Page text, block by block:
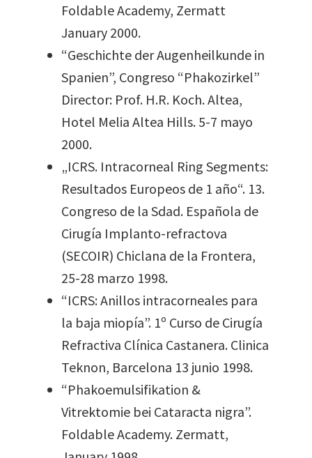
Foldable Academy, Zermatt
January 2000.
“Geschichte der Augenheilkunde in
Spanien”, Congreso “Phakozirkel”
Director: Prof. H.R. Koch. Altea,
Hotel Melia Altea Hills. 5-7 mayo
2000.
„ICRS. Intracorneal Ring Segments:
Resultados Europeos de 1 año“. 13.
Congreso de la Sdad. Española de
Cirugía Implanto-refractova
(SECOIR) Chiclana de la Frontera,
25-28 marzo 1998.
“ICRS: Anillos intracorneales para
la baja miopía”. 1º Curso de Cirugía
Refractiva Clínica Castanera. Clinica
Teknon, Barcelona 13 junio 1998.
“Phakoemulsifikation &
Vitrektomie bei Cataracta nigra”.
Foldable Academy. Zermatt,